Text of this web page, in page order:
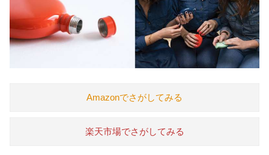
Amazonでさがしてみる
楽天市場でさがしてみる